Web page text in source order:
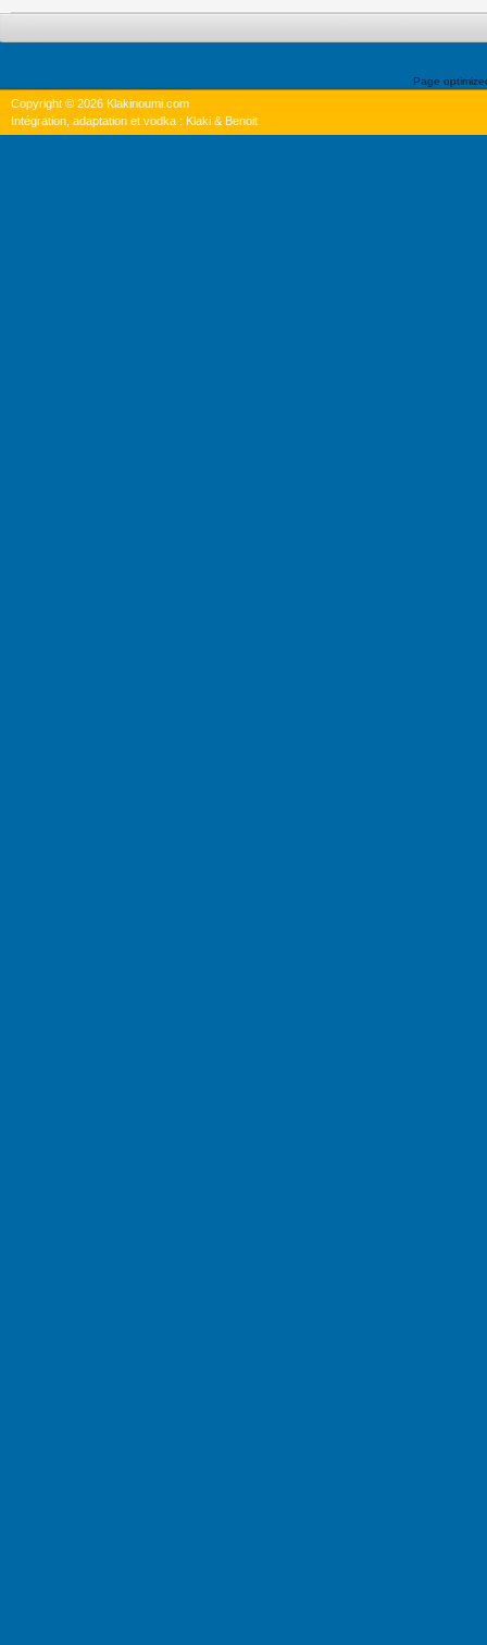
Page
Copyright © 2026 Klakinoumi.com
Intégration, adaptation et vodka : Klaki & Benoit